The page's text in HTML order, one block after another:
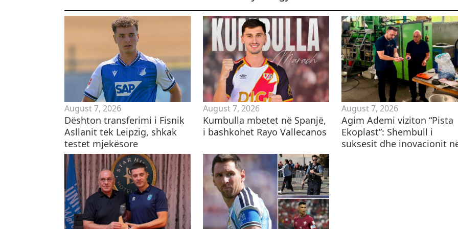
August 7, 2026
Dështon transferimi i Fisnik
Asllanit tek Leipzig, shkak
testet mjekësore
August 7, 2026
Kumbulla mbetet në Spanjë,
i bashkohet Rayo Vallecanos
August 7, 2026
Agim Ademi viziton “Pista
Ekoplast”: Shembull i
suksesit dhe inovacionit